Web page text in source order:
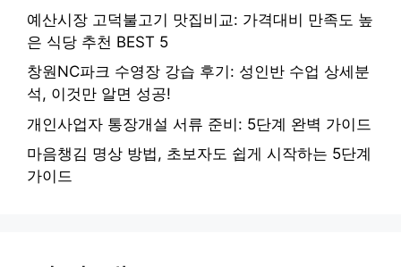
예산시장 고덕불고기 맛집비교: 가격대비 만족도 높
은 식당 추천 BEST 5
창원NC파크 수영장 강습 후기: 성인반 수업 상세분
석, 이것만 알면 성공!
개인사업자 통장개설 서류 준비: 5단계 완벽 가이드
마음챙김 명상 방법, 초보자도 쉽게 시작하는 5단계
가이드